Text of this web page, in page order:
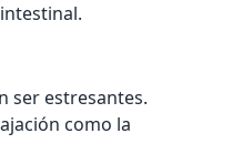
ser estresantes.
como la